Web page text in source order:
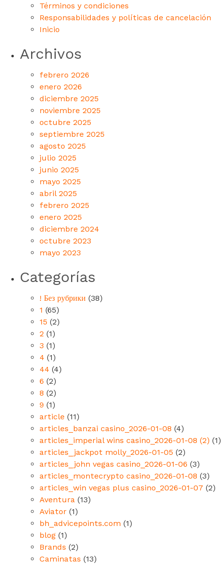
Términos y condiciones
Responsabilidades y políticas de cancelación
Inicio
Archivos
febrero 2026
enero 2026
diciembre 2025
noviembre 2025
octubre 2025
septiembre 2025
agosto 2025
julio 2025
junio 2025
mayo 2025
abril 2025
febrero 2025
enero 2025
diciembre 2024
octubre 2023
mayo 2023
Categorías
! Без рубрики (38)
1 (65)
15 (2)
2 (1)
3 (1)
4 (1)
44 (4)
6 (2)
8 (2)
9 (1)
article (11)
articles_banzai casino_2026-01-08 (4)
articles_imperial wins casino_2026-01-08 (2) (1)
articles_jackpot molly_2026-01-05 (2)
articles_john vegas casino_2026-01-06 (3)
articles_montecrypto casino_2026-01-08 (3)
articles_win vegas plus casino_2026-01-07 (2)
Aventura (13)
Aviator (1)
bh_advicepoints.com (1)
blog (1)
Brands (2)
Caminatas (13)